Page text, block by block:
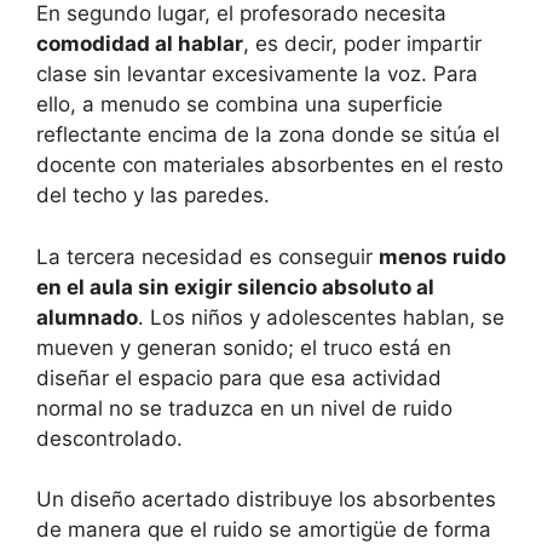
En segundo lugar, el profesorado necesita
comodidad al hablar, es decir, poder impartir
clase sin levantar excesivamente la voz. Para
ello, a menudo se combina una superficie
reflectante encima de la zona donde se sitúa el
docente con materiales absorbentes en el resto
del techo y las paredes.
La tercera necesidad es conseguir menos ruido
en el aula sin exigir silencio absoluto al
alumnado. Los niños y adolescentes hablan, se
mueven y generan sonido; el truco está en
diseñar el espacio para que esa actividad
normal no se traduzca en un nivel de ruido
descontrolado.
Un diseño acertado distribuye los absorbentes
de manera que el ruido se amortigüe de forma